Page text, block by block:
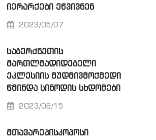
ᲘᲔᲠᲐᲠᲥᲔᲑᲘ ᲔᲬᲕᲘᲕᲜᲔᲜ
2023/05/07
ᲡᲐᲑᲔᲠᲫᲜᲔᲗᲘᲡ
ᲛᲐᲠᲗᲚᲛᲐᲓᲘᲓᲔᲑᲔᲚᲘ
ᲔᲙᲚᲔᲡᲘᲘᲡ ᲛᲣᲓᲛᲘᲕᲛᲝᲥᲛᲔᲓᲘ
ᲬᲛᲘᲜᲓᲐ ᲡᲘᲜᲝᲓᲘᲡ ᲡᲮᲓᲝᲛᲔᲑᲘ
2023/06/15
ᲛᲗᲐᲕᲐᲠᲔᲞᲘᲡᲙᲝᲞᲝᲡᲘ